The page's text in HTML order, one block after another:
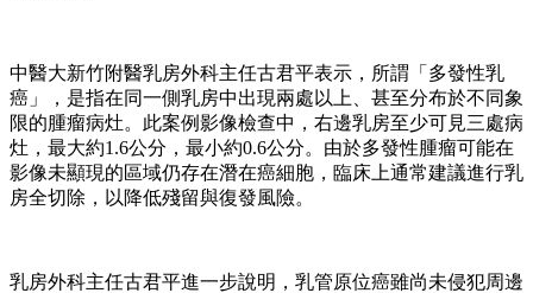
中醫大新竹附醫乳房外科主任古君平表示，所謂「多發性乳
癌」，是指在同一側乳房中出現兩處以上、甚至分布於不同象
限的腫瘤病灶。此案例影像檢查中，右邊乳房至少可見三處病
灶，最大約1.6公分，最小約0.6公分。由於多發性腫瘤可能在
影像未顯現的區域仍存在潛在癌細胞，臨床上通常建議進行乳
房全切除，以降低殘留與復發風險。
乳房外科主任古君平進一步說明，乳管原位癌雖尚未侵犯周邊